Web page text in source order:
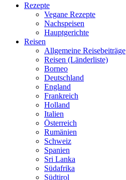
Rezepte
Vegane Rezepte
Nachspeisen
Hauptgerichte
Reisen
Allgemeine Reisebeiträge
Reisen (Länderliste)
Borneo
Deutschland
England
Frankreich
Holland
Italien
Österreich
Rumänien
Schweiz
Spanien
Sri Lanka
Südafrika
Südtirol